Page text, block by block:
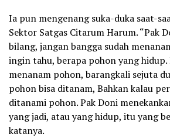
Ia pun mengenang suka-duka saat-
Sektor Satgas Citarum Harum. “Pak
bilang, jangan bangga sudah
ingin tahu, berapa pohon yang
menanam pohon, barangkali sejuta
pohon bisa ditanam, Bahkan kalau
ditanami pohon. Pak Doni
yang jadi, atau yang hidup, itu yang
katanya.